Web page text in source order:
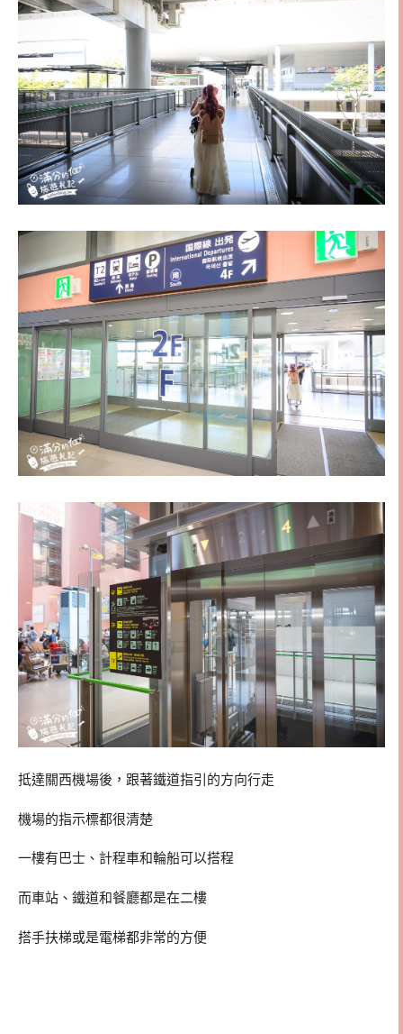
抵達關西機場後，跟著鐵道指引的方向行走
機場的指示標都很清楚
一樓有巴士、計程車和輪船可以搭程
而車站、鐵道和餐廳都是在二樓
搭手扶梯或是電梯都非常的方便